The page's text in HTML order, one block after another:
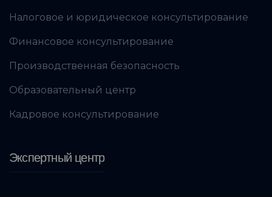
Налоговое и юридическое консультирование
Финансовое консультирование
Производственная безопасность
Образовательный центр
Кадровое консультирование
Экспертный центр